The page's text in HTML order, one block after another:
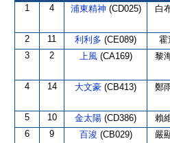
1
4 浦東精神 (CD025) 白
2 11 利利多 (CE089) 霍
3 2 上風 (CA169) 黎
4 14 大文豪 (CB413) 鄭
5 10 金太陽 (CD386) 賴
6 9 百浚 (CB029) 嚴